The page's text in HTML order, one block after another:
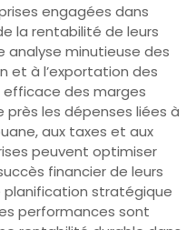
engagées dans
la rentabilité de leurs
analyse minutieuse des
et à l’exportation des
efficace des marges
près les dépenses liées à
aux taxes et aux
peuvent optimiser
financier de leurs
planification stratégique
performances sont